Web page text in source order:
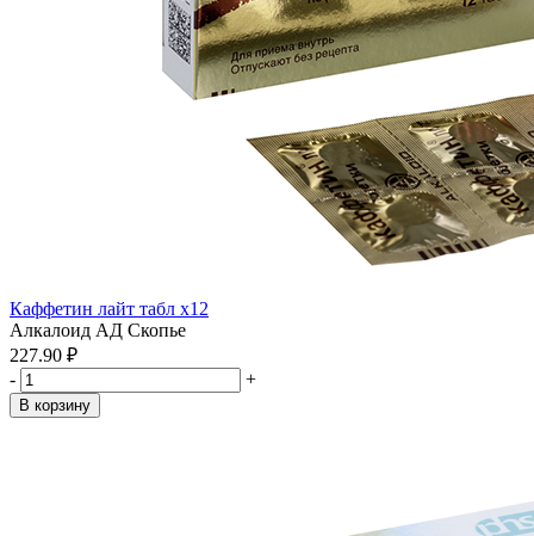
Каффетин лайт табл x12
Алкалоид АД Скопье
227.90 ₽
-
+
В корзину